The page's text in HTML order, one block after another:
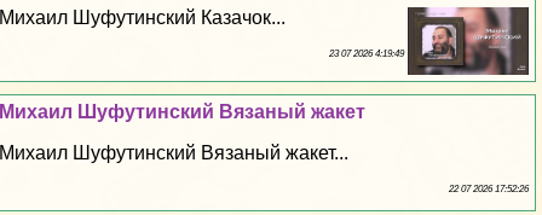
Михаил Шуфутинский Казачок...
23 07 2026 4:19:49
Михаил Шуфутинский Вязаный жакет
Михаил Шуфутинский Вязаный жакет...
22 07 2026 17:52:26